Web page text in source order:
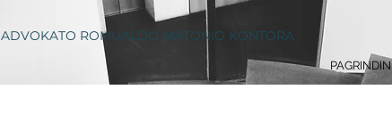
ADVOKATO ROMUALDO MATONIO KONTORA